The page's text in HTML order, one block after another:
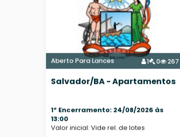
Aberto Para Lances 1 0 267
Salvador/BA - Apartamentos
1º Encerramento: 24/08/2026 às
13:00
Valor inicial: Vide rel. de lotes